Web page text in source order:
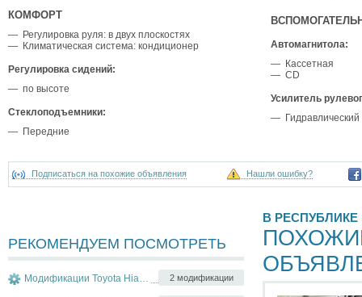
КОМФОРТ
— Регулировка руля: в двух плоскостях
— Климатическая система: кондиционер
Регулировка сидений:
— по высоте
Стеклоподъемники:
— Передние
Автомагнитола:
— Кассетная
— CD
Усилитель
— Гидравлический
Подписаться на похожие объявления Нашли ошибку?
РЕКОМЕНДУЕМ ПОСМОТРЕТЬ
2 модификации
Модификации Toyota Hiace
В